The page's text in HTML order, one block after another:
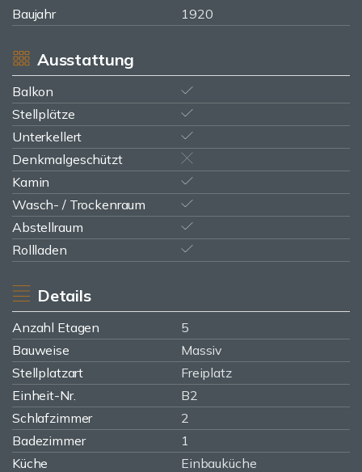
Baujahr 1920
Ausstattung
Balkon
Stellplätze
Unterkellert
Denkmalgeschützt
Kamin
Wasch- / Trockenraum
Abstellraum
Rollladen
Details
Anzahl Etagen
5
Bauweise
Massiv
Stellplatzart
Freiplatz
Einheit-Nr.
B2
Schlafzimmer
2
Badezimmer
1
Küche
Einbauküche